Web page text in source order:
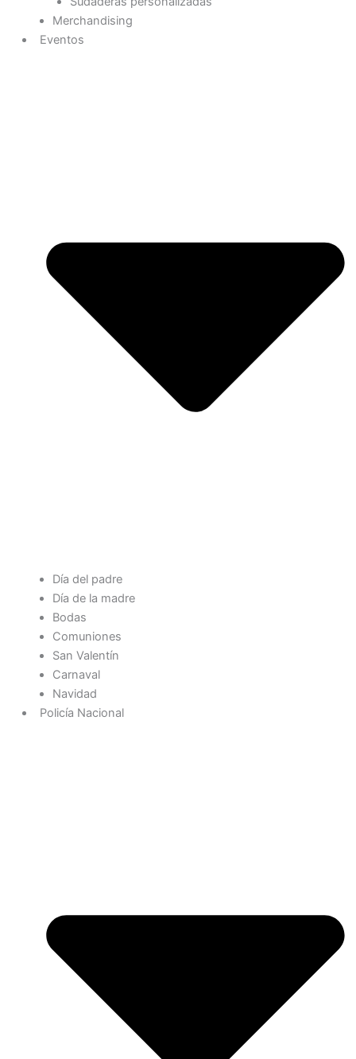
Merchandising
Eventos
Día del padre
Día de la madre
Bodas
Comuniones
San Valentín
Carnaval
Navidad
Policía Nacional